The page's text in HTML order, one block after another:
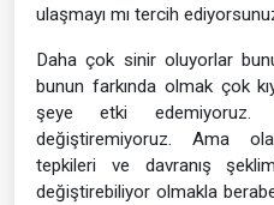
ulaşmayı mı tercih
Daha çok sinir oluyorlar
bunun farkında olmak çok
şeye etki edemiyoruz.
değiştiremiyoruz. Ama
tepkileri ve davranış
değiştirebiliyor olmakla